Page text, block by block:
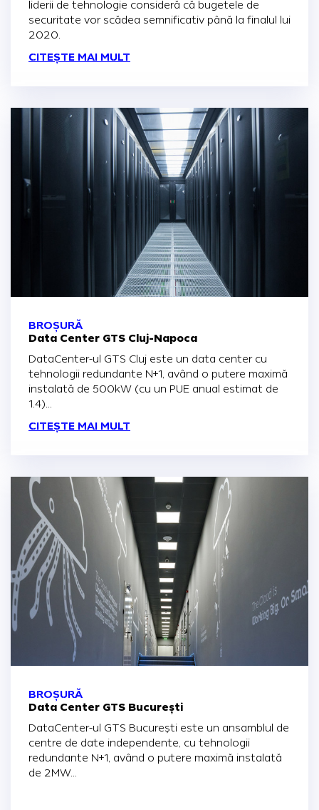
liderii de tehnologie consideră că bugetele de
securitate vor scădea semnificativ până la finalul lui
2020.
CITEȘTE MAI MULT
BROȘURĂ
Data Center GTS Cluj-Napoca
DataCenter-ul GTS Cluj este un data center cu
tehnologii redundante N+1, având o putere maximă
instalată de 500kW (cu un PUE anual estimat de
1.4)...
CITEȘTE MAI MULT
BROȘURĂ
Data Center GTS București
DataCenter-ul GTS București este un ansamblul de
centre de date independente, cu tehnologii
redundante N+1, având o putere maximă instalată
de 2MW...